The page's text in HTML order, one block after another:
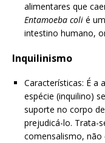
alimentares que
Entamoeba coli é
intestino humano,
Inquilinismo
Características: É a
espécie (inquilino)
suporte no corpo
prejudicá-lo. Trata-
comensalismo, não